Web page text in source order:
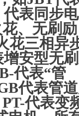
表同步电
、无刷励
花三相异
安型无
代表“管
代表管
代表变